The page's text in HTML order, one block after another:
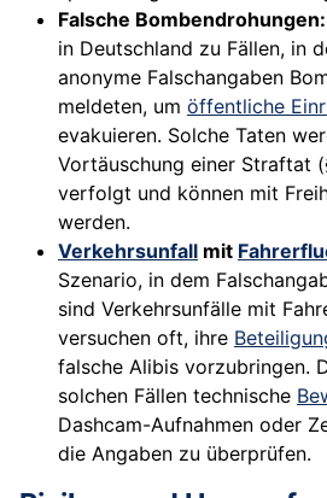
Falsche Bombendrohungen:
in Deutschland zu Fällen, in
anonyme Falschangaben
meldeten, um öffentliche
evakuieren. Solche Taten
Vortäuschung einer Straftat
verfolgt und können mit
werden.
Verkehrsunfall mit
Szenario, in dem
sind Verkehrsunfälle mit
versuchen oft, ihre
falsche Alibis vorzubringen.
solchen Fällen technische
Dashcam-Aufnahmen oder
die Angaben zu überprüfen.